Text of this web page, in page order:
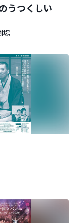
うつくしい
場